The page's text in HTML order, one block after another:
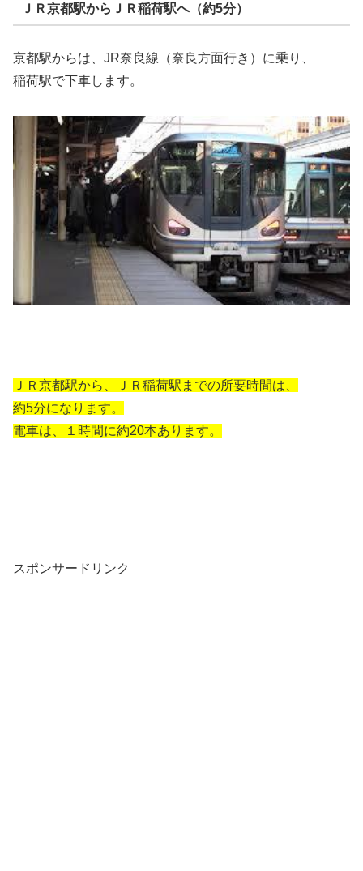
ＪＲ京都駅からＪＲ稲荷駅へ（約5分）
京都駅からは、JR奈良線（奈良方面行き）に乗り、
稲荷駅で下車します。
ＪＲ京都駅から、ＪＲ稲荷駅までの所要時間は、
約5分になります。
電車は、１時間に約20本あります。
スポンサードリンク